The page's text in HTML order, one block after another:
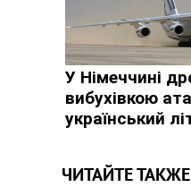
ЧИТАЙТЕ ТАКЖЕ